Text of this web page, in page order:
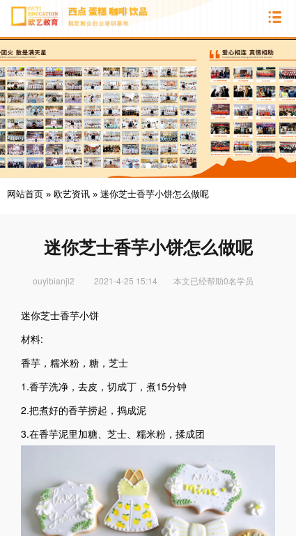
网站首页 » 欧艺资讯 » 迷你芝士香芋小饼怎么做呢
迷你芝士香芋小饼怎么做呢
ouyibianji2 2021-4-25 15:14 本文已经帮助0名学员
迷你芝士香芋小饼
材料:
香芋，糯米粉，糖，芝士
1.香芋洗净，去皮，切成丁，煮15分钟
2.把煮好的香芋捞起，捣成泥
3.在香芋泥里加糖、芝士、糯米粉，揉成团